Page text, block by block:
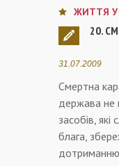
ЖИТТЯ У
20.
31.07.2009
Смертна
держава не
засобів, які
блага,